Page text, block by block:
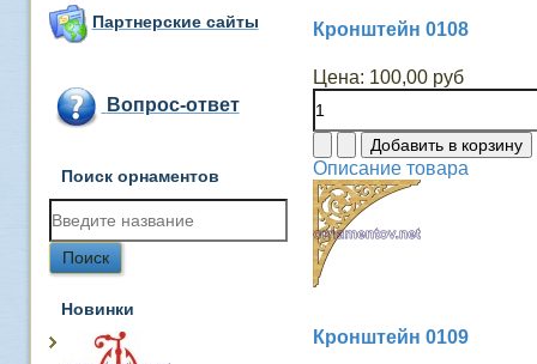
Партнерские сайты
Вопрос-ответ
Поиск орнаментов
Новинки
Кронштейн 0108
Цена: 100,00 руб
Описание товара
Кронштейн 0109